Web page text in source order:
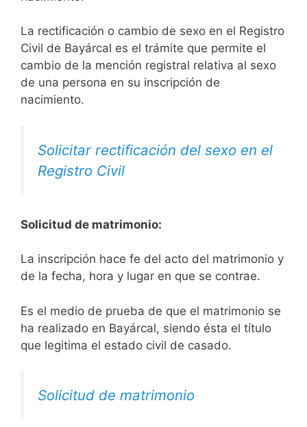
La rectificación o cambio de sexo en el Registro
Civil de Bayárcal es el trámite que permite el
cambio de la mención registral relativa al sexo
de una persona en su inscripción de
nacimiento.
Solicitar rectificación del sexo en el
Registro Civil
Solicitud de matrimonio:
La inscripción hace fe del acto del matrimonio y
de la fecha, hora y lugar en que se contrae.
Es el medio de prueba de que el matrimonio se
ha realizado en Bayárcal, siendo ésta el título
que legitima el estado civil de casado.
Solicitud de matrimonio